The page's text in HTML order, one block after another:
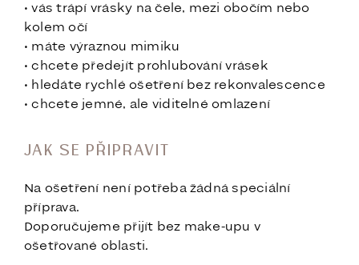
• vás trápí vrásky na čele, mezi obočím nebo
kolem očí
• máte výraznou mimiku
• chcete předejít prohlubování vrásek
• hledáte rychlé ošetření bez rekonvalescence
• chcete jemné, ale viditelné omlazení
JAK SE PŘIPRAVIT
Na ošetření není potřeba žádná speciální
příprava.
Doporučujeme přijít bez make-upu v
ošetřované oblasti.